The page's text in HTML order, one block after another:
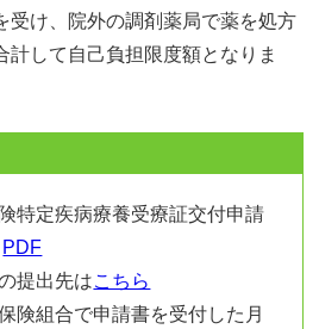
け、院外の調剤薬局で薬を処方
計して自己負担限度額となりま
特定疾病療養受療証交付申請
PDF
提出先はこちら
険組合で申請書を受付した月